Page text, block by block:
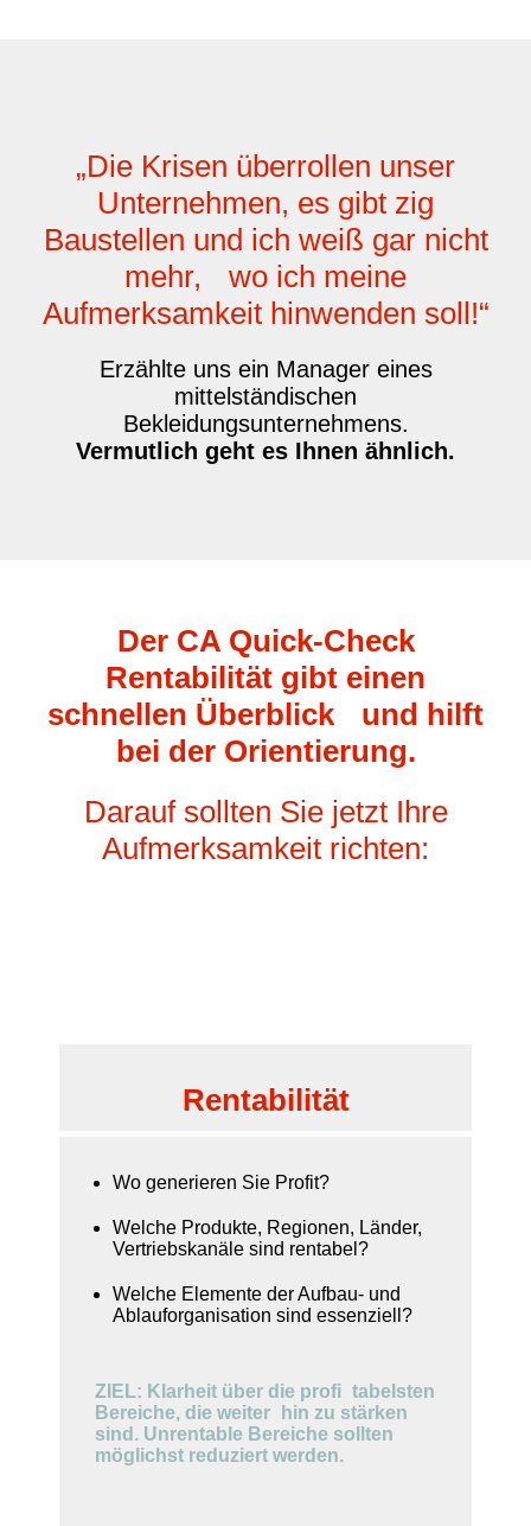
„Die Krisen überrollen unser
Unternehmen, es gibt zig
Baustellen und ich weiß gar nicht
mehr, wo ich meine
Aufmerksamkeit hinwenden soll!“
Erzählte uns ein Manager eines
mittelständischen
Bekleidungsunternehmens.
Vermutlich geht es Ihnen ähnlich.
Der CA Quick-Check
Rentabilität gibt einen
schnellen Überblick und hilft
bei der Orientierung.
Darauf sollten Sie jetzt Ihre
Aufmerksamkeit richten:
Rentabilität
Wo generieren Sie Profit?
Welche Produkte, Regionen, Länder,
Vertriebs­kanäle sind rentabel?
Welche Elemente der Aufbau- und
Ablauf­organi­sation sind essenziell?
ZIEL: Klarheit über die profi­ tabelsten
Bereiche, die weiter hin zu stärken
sind. Unrentable Bereiche sollten
möglichst reduziert werden.